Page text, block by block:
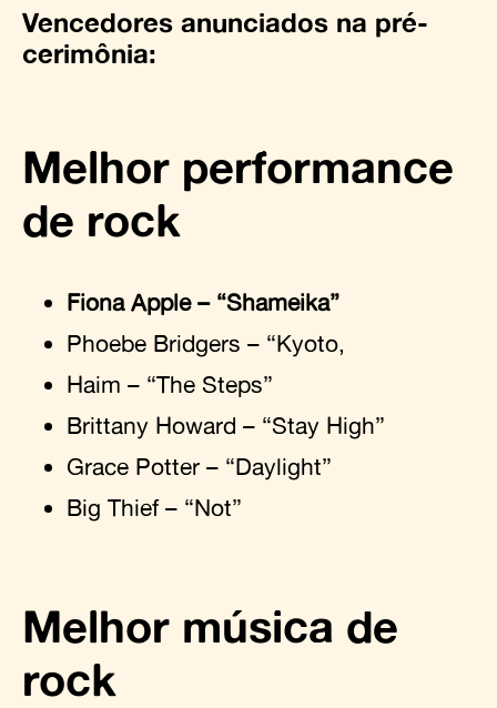
Vencedores anunciados na pré-
cerimônia:
Melhor performance
de rock
Fiona Apple – “Shameika”
Phoebe Bridgers – “Kyoto,
Haim – “The Steps”
Brittany Howard – “Stay High”
Grace Potter – “Daylight”
Big Thief – “Not”
Melhor música de
rock